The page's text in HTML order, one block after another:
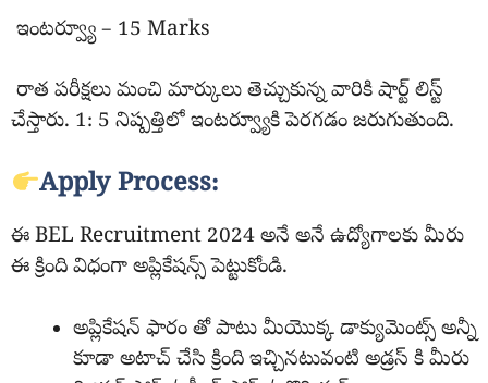
ఇంటర్వ్యూ – 15 Marks
రాత పరీక్షలు మంచి మార్కులు తెచ్చుకున్న వారికి షార్ట్ లిస్ట్
చేస్తారు. 1: 5 నిష్పత్తిలో ఇంటర్వ్యూకి పెరగడం జరుగుతుంది.
Apply Process:
ఈ BEL Recruitment 2024 అనే అనే ఉద్యోగాలకు మీరు
ఈ క్రింది విధంగా అప్లికేషన్స్ పెట్టుకోండి.
అప్లికేషన్ ఫారం తో పాటు మీయొక్క డాక్యుమెంట్స్ అన్నీ
కూడా అటాచ్ చేసి క్రింది ఇచ్చినటువంటి అడ్రస్ కి మీరు